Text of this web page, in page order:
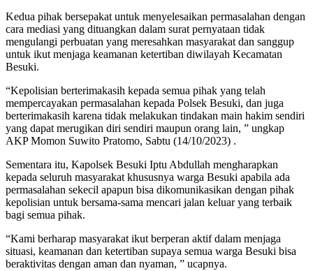
Kedua pihak bersepakat untuk menyelesaikan permasalahan dengan
cara mediasi yang dituangkan dalam surat pernyataan tidak
mengulangi perbuatan yang meresahkan masyarakat dan sanggup
untuk ikut menjaga keamanan ketertiban diwilayah Kecamatan
Besuki.
“Kepolisian berterimakasih kepada semua pihak yang telah
mempercayakan permasalahan kepada Polsek Besuki, dan juga
berterimakasih karena tidak melakukan tindakan main hakim sendiri
yang dapat merugikan diri sendiri maupun orang lain, ” ungkap
AKP Momon Suwito Pratomo, Sabtu (14/10/2023) .
Sementara itu, Kapolsek Besuki Iptu Abdullah mengharapkan
kepada seluruh masyarakat khususnya warga Besuki apabila ada
permasalahan sekecil apapun bisa dikomunikasikan dengan pihak
kepolisian untuk bersama-sama mencari jalan keluar yang terbaik
bagi semua pihak.
“Kami berharap masyarakat ikut berperan aktif dalam menjaga
situasi, keamanan dan ketertiban supaya semua warga Besuki bisa
beraktivitas dengan aman dan nyaman, ” ucapnya.